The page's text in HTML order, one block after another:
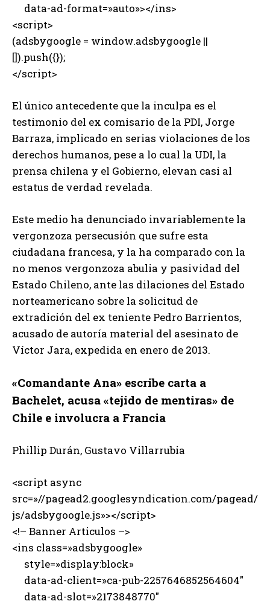
data-ad-format=»auto»></ins>
<script>
(adsbygoogle = window.adsbygoogle ||
[]).push({});
</script>
El único antecedente que la inculpa es el
testimonio del ex comisario de la PDI, Jorge
Barraza, implicado en serias violaciones de los
derechos humanos, pese a lo cual la UDI, la
prensa chilena y el Gobierno, elevan casi al
estatus de verdad revelada.
Este medio ha denunciado invariablemente la
vergonzoza persecusión que sufre esta
ciudadana francesa, y la ha comparado con la
no menos vergonzoza abulia y pasividad del
Estado Chileno, ante las dilaciones del Estado
norteamericano sobre la solicitud de
extradición del ex teniente Pedro Barrientos,
acusado de autoría material del asesinato de
Víctor Jara, expedida en enero de 2013.
«Comandante Ana» escribe carta a
Bachelet, acusa «tejido de mentiras» de
Chile e involucra a Francia
Phillip Durán, Gustavo Villarrubia
<script async
src=»//pagead2.googlesyndication.com/pagead/
js/adsbygoogle.js»></script>
<!– Banner Articulos –>
<ins class=»adsbygoogle»
style=»display:block»
data-ad-client=»ca-pub-2257646852564604″
data-ad-slot=»2173848770″